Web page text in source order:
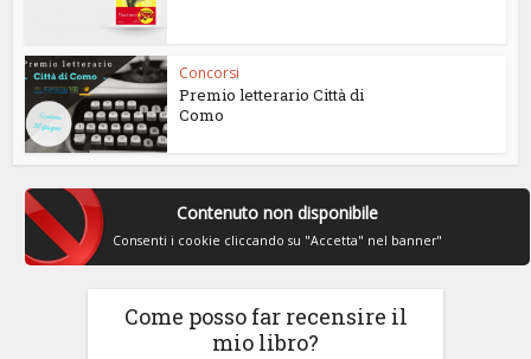
Concorsi
Premio letterario Città di
Como
Contenuto non disponibile
Consenti i cookie cliccando su "Accetta" nel banner"
Come posso far recensire il
mio libro?